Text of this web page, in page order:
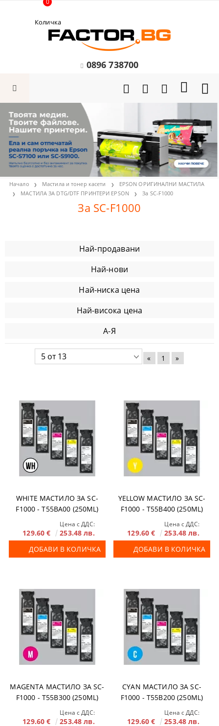
Количка
0
0896 738700
Начало Мастила и тонер касети
EPSON ОРИГИНАЛНИ МАСТИЛА
МАСТИЛА ЗА DTG/DTF ПРИНТЕРИ EPSON
За SC-F1000
За SC-F1000
Най-продавани
Най-нови
Най-ниска цена
Най-висока цена
А-Я
« 1 »
WHITE МАСТИЛО ЗА SC-
F1000 - T55BA00 (250ML)
Цена с ДДС:
129.60 €
253.48 лв.
ДОБАВИ В КОЛИЧКА
YELLOW МАСТИЛО ЗА SC-
F1000 - T55B400 (250ML)
Цена с ДДС:
129.60 €
253.48 лв.
ДОБАВИ В КОЛИЧКА
MAGENTA МАСТИЛО ЗА SC-
F1000 - T55B300 (250ML)
Цена с ДДС:
129.60 €
253.48 лв.
CYAN МАСТИЛО ЗА SC-
F1000 - T55B200 (250ML)
Цена с ДДС:
129.60 €
253.48 лв.